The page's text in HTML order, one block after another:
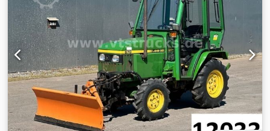
Deere Type: Gator 4x2 XUV855D S4 Bouwjaar: 2014
Producttype: gebruikt Gegevens: Lengte: 390 cm Breedte:
157 cm Hoogte: 190 cm Aantal zitplaatsen: 4 Type
aandrijving: diesel, 21 pk Afmetingen laadbak (L x B): 114 x
132 cm Nuttig laadvermogen: 635 kg Trekvermogen: 680 kg
Maximumsnelheid: 40 km/u Toelating voor openbare weg:
ja Dedozktnajpfx Adrekr Ledig gewicht: 946 kg Toelaatbaar
totaalgewicht: 1.581 kg Bijzonderheden:
vierwielaandrijving, sperdifferentieel, laadbak met
kantelfunctie.